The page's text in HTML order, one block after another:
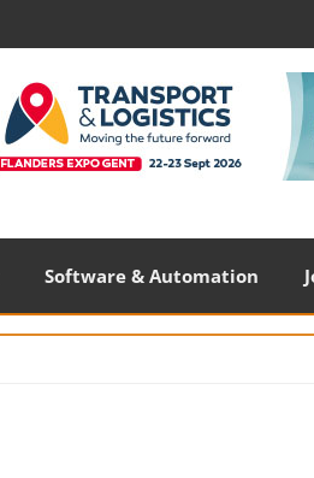
Software & Automation